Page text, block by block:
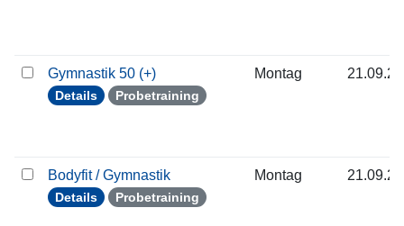
Gymnastik 50 (+)
Details Probetraining
Montag
Bodyfit / Gymnastik
Details Probetraining
Montag